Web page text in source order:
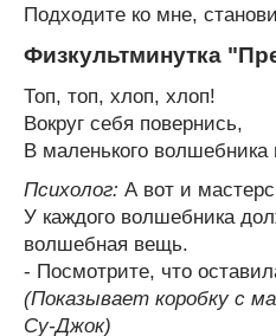
Подходите ко мне,
Физкультминутка
Топ, топ, хлоп, хлоп!
Вокруг себя повернись,
В маленького волшебника
Психолог: А вот и
У каждого волшебника
волшебная вещь.
- Посмотрите, что
(Показывает коробку с
Су-Джок)